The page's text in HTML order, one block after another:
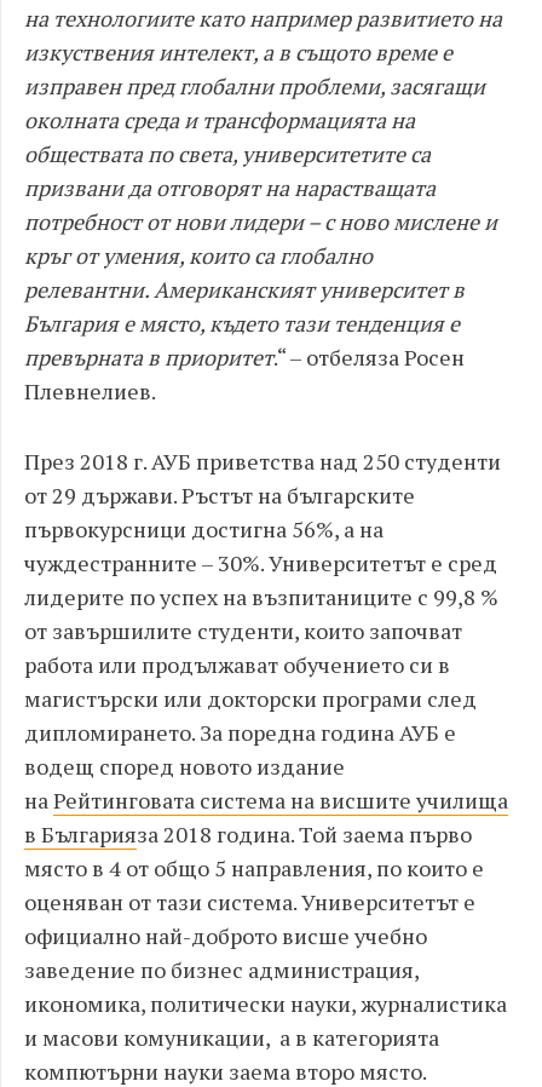
на технологиите като например развитието на
изкуствения интелект, а в същото време е
изправен пред глобални проблеми, засягащи
околната среда и трансформацията на
обществата по света, университетите са
призвани да отговорят на нарастващата
потребност от нови лидери–с ново мислене и
кръг от умения, които са глобално
релевантни.Американският университет в
България е място, където тази тенденция е
превърната в приоритет.“ – отбеляза Росен
Плевнелиев.
През 2018 г. АУБ приветства над 250 студенти
от 29 държави. Ръстът на българските
първокурсници достигна 56%, а на
чуждестранните – 30%. Университетът е сред
лидерите по успех на възпитаниците с 99,8 %
от завършилите студенти, които започват
работа или продължават обучението си в
магистърски или докторски програми след
дипломирането. За поредна година АУБ е
водещ според новото издание
наРейтинговата система на висшите училища
в Българияза 2018 година. Той заема първо
място в 4 от общо 5 направления, по които е
оценяван от тази система. Университетът е
официално най-доброто висше учебно
заведение по бизнес администрация,
икономика, политически науки, журналистика
и масови комуникации, а в категорията
компютърни науки заема второ място.